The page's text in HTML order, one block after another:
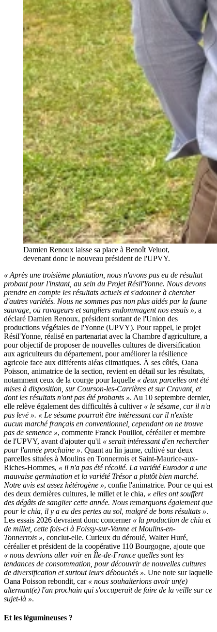
Damien Renoux laisse sa place à Benoît Veluot,
devenant donc le nouveau président de l'UPVY.
« Après une troisième plantation, nous n'avons pas eu de résultat
probant pour l'instant, au sein du Projet Résil'Yonne. Nous devons
prendre en compte les résultats actuels et s'adonner à chercher
d'autres variétés. Nous ne sommes pas non plus aidés par la faune
sauvage, où ravageurs et sangliers endommagent nos essais », a
déclaré Damien Renoux, président sortant de l'Union des
productions végétales de l'Yonne (UPVY). Pour rappel, le projet
Résil'Yonne, réalisé en partenariat avec la Chambre d'agriculture, a
pour objectif de proposer de nouvelles cultures de diversification
aux agriculteurs du département, pour améliorer la résilience
agricole face aux différents aléas climatiques. À ses côtés, Oana
Poisson, animatrice de la section, revient en détail sur les résultats,
notamment ceux de la courge pour laquelle « deux parcelles ont été
mises à disposition, sur Courson-les-Carrières et sur Cravant, et
dont les résultats n'ont pas été probants ». Au 10 septembre dernier,
elle relève également des difficultés à cultiver « le sésame, car il n'a
pas levé ». « Le sésame pourrait être intéressant car il n'existe
aucun marché français en conventionnel, cependant on ne trouve
pas de semence », commente Franck Pouillot, céréalier et membre
de l'UPVY, avant d'ajouter qu'il « serait intéressant d'en rechercher
pour l'année prochaine ». Quant au lin jaune, cultivé sur deux
parcelles situées à Moulins en Tonnerrois et Saint-Maurice-aux-
Riches-Hommes, « il n'a pas été récolté. La variété Eurodor a une
mauvaise germination et la variété Trésor a plutôt bien marché.
Notre avis est assez hétérogène », confie l'animatrice. Pour ce qui est
des deux dernières cultures, le millet et le chia, « elles ont souffert
des dégâts de sanglier cette année. Nous remarquons également que
pour le chia, il y a eu des pertes au sol, malgré de bons résultats ».
Les essais 2026 devraient donc concerner « la production de chia et
de millet, cette fois-ci à Foissy-sur-Vanne et Moulins-en-
Tonnerrois », conclut-elle. Curieux du déroulé, Walter Huré,
céréalier et président de la coopérative 110 Bourgogne, ajoute que
« nous devrions aller voir en Île-de-France quelles sont les
tendances de consommation, pour découvrir de nouvelles cultures
de diversification et surtout leurs débouchés ». Une note sur laquelle
Oana Poisson rebondit, car « nous souhaiterions avoir un(e)
alternant(e) l'an prochain qui s'occuperait de faire de la veille sur ce
sujet-là ».
Et les légumineuses ?